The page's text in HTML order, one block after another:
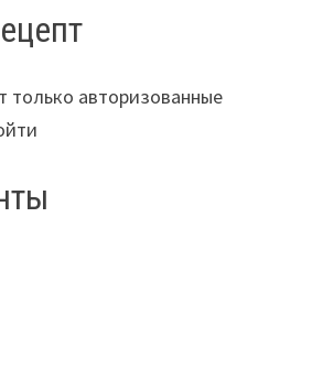
только авторизованные